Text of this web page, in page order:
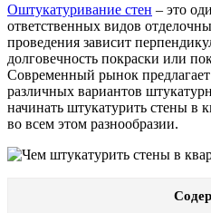
Оштукатуривание стен – это
ответственных видов
проведения зависит
долговечность покраски или
Современный рынок
различных вариантов
начинать штукатурить стены в
во всем этом разнообразии.